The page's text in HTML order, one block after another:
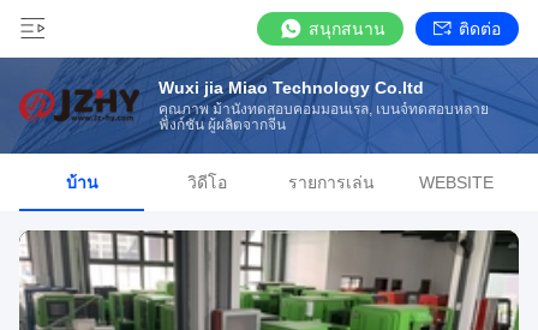
สนุกสนาน ติดต่อ
Wuxi jia Miao Technology Co.ltd
คุณภาพ ม้านั่งทดสอบคอมมอนเรล, เบนจ์ทดสอบหลาย
ฟังก์ชัน ผู้ผลิตจากจีน
บ้าน วิดีโอ รายการเล่น WEBSITE